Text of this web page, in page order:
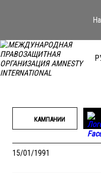
КАМПАНИИ
15/01/1991